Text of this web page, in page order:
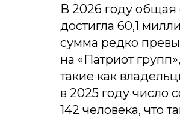
В 2026 году
достигла 60,1
сумма редко
на «Патриот
такие как
в 2025 году число
142 человека, что